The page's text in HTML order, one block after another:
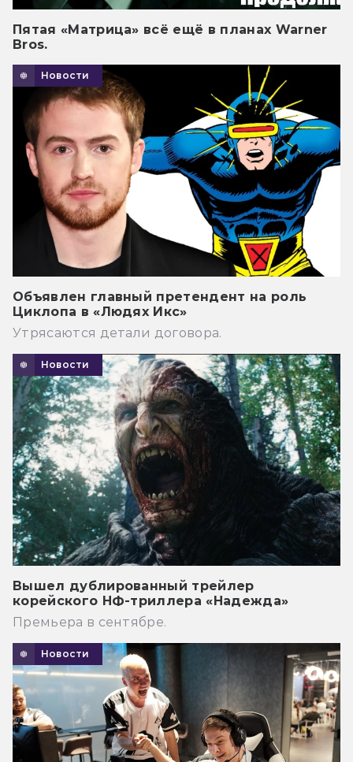
Пятая «Матрица» всё ещё в планах Warner
Bros.
Новости
Объявлен главный претендент на роль
Циклопа в «Людях Икс»
Утрясаются детали договора.
Новости
Вышел дублированный трейлер
корейского НФ-триллера «Надежда»
Премьера в сентябре.
Новости